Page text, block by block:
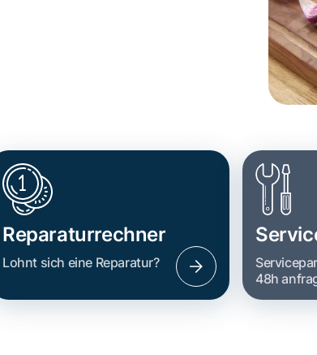
Reparaturrechner
Lohnt sich eine Reparatur?
48h